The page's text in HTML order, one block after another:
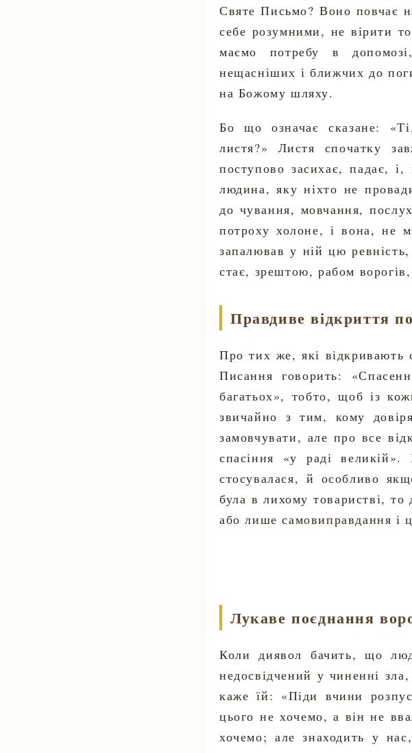
Святе Письмо? Воно повчає
себе розумними, не вірити
маємо потребу в
нещасніших і ближчих до
на Божому шляху.
Бо що означає сказане:
листя?» Листя спочатку
поступово засихає, падає,
людина, яку ніхто не
до чування, мовчання,
потроху холоне, і вона, не
запалював у ній цю
стає, зрештою, рабом
Правдиве відкриття
Про тих же, які відкривають
Писання говорить:
багатьох», тобто, щоб із
звичайно з тим, кому
замовчувати, але про все
спасіння «у раді
стосувалася, й особливо
була в лихому товаристві,
або лише самовиправдання і
Лукаве поєднання
Коли диявол бачить, що
недосвідчений у чиненні
каже їй: «Піди вчини
цього не хочемо, а він не
хочемо; але знаходить у